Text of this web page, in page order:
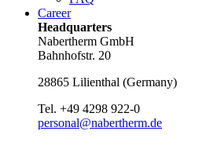
Career
Headquarters
Nabertherm GmbH
Bahnhofstr. 20
28865 Lilienthal (Germany)
Tel. +49 4298 922-0
personal@nabertherm.de